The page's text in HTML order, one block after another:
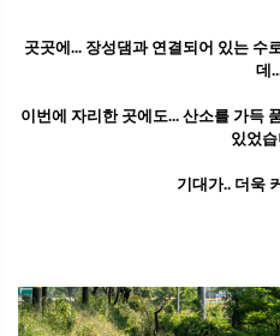
곳곳에... 장성댐과 연결되어 있는 수
데
이번에 자리한 곳에도... 산소를 가득
있었
기대가.. 더욱